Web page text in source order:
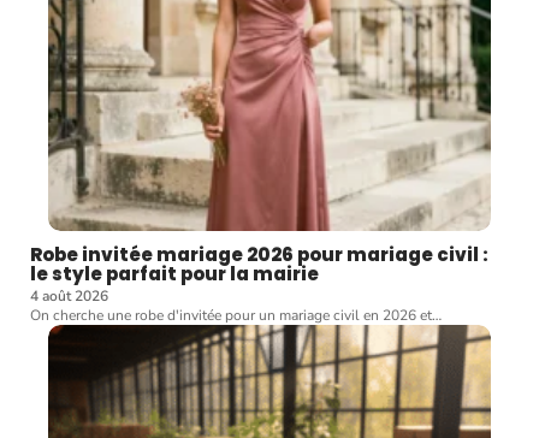
Robe invitée mariage 2026 pour mariage civil :
le style parfait pour la mairie
4 août 2026
On cherche une robe d'invitée pour un mariage civil en 2026 et…